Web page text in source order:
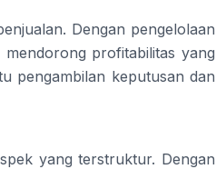
Dengan pengelolaan
profitabilitas yang
pengambilan keputusan dan
yang terstruktur. Dengan